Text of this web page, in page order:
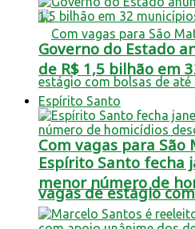
Com vagas para São
vagas de estágio
Governo do Estado
de R$ 1,5 bilhão em
Espírito Santo
Espírito Santo fecha
menor número de